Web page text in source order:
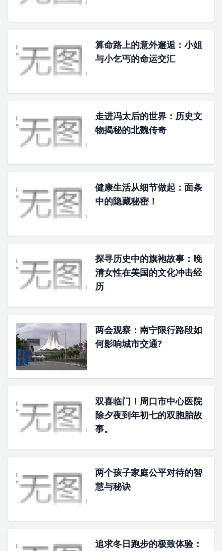
算命路上的意外邂逅：小姐
与小乞丐的命运交汇
走进冯太后的世界：历史文
物揭秘的北魏传奇
健康生活从细节做起：面条
中的隐藏秘密！
探寻历史中的旗袍故事：晚
清女性在美国的文化冲击经
历
两会观察：南宁限行路段如
何影响城市交通?
双喜临门！周口市中心医院
除夕夜到年初七的双胞胎故
事。
两个孩子家庭公平对待的智
慧与秘诀
追求冬日跑步的极致体验：